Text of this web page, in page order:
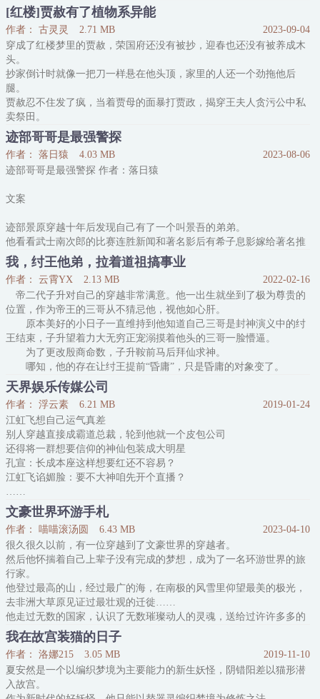
陀思：我知道自己不是好人。
哒宰：我也不是什么好人。
赤松流：我同样不是什么好人。
乱步：对不起我是个大好人。
=====
陀思：我为了世界和平。
哒宰：我为了横滨安定。
乱步：我为了社长的愿望。
赤松流：所以你们一起来揍我？
=====
四个剧本男人凑到一起打麻将的故事。
~
cp的话，应该是哒宰吧。
[红楼]贾赦有了植物系异能
作者： 古灵灵 2.71 MB
2023-09-04
穿成了红楼梦里的贾赦，荣国府还没有被抄，迎春也还没有被养成木
头。
抄家倒计时就像一把刀一样悬在他头顶，家里的人还一个劲拖他后
腿。
贾赦忍不住发了疯，当着贾母的面暴打贾政，揭穿王夫人贪污公中私
卖祭田。
事后，贾赦怒极吐血，觉醒了原身给他的植物系异能。
他在府养病，王夫人的事迹已经传遍京城。
异能觉醒后，贾赦叫嚣着要与贾政分家，封了东大院关起门过自己的
日子，生活舒心越变越年轻。
“可是贾将军行事嚣张，经常当街打人，此等品性如何能得到圣上封
迹部哥哥是最强警探
作者： 落日猿 4.03 MB
2023-08-06
迹部哥哥是最强警探 作者：落日猿
文案
迹部景原穿越十年后发现自己有了一个叫景吾的弟弟。
他看看武士南次郎的比赛连胜新闻和著名影后有希子息影嫁给著名推
理小说家工藤的新闻，再看看比自己小了十岁正在喝奶吐泡泡的弟弟
景吾，幽幽的叹了口气：“我才不想当犯罪分子呢！”
他绑定了一个“犯罪大师系统”，系统说只要他出现在各种犯罪现场，
就可以获得各种犯罪技能，成为世界最强犯罪大师。
会经常出现在犯罪现场的，不是罪犯就是警察。
作为迹部家的大少爷，他还有一个叫景吾的弟弟，他好好的富二代生
活不过，不去打网
我，纣王他弟，拉着道祖搞事业
作者： 云霄YX 2.13 MB
2022-02-16
帝二代子升对自己的穿越非常满意。他一出生就坐到了极为尊贵的
位置，作为帝王的三哥从不猜忌他，视他如心肝。
原本美好的小日子一直维持到他知道自己三哥是封神演义中的纣
王结束，子升望着力大无穷正宠溺摸着他头的三哥一脸懵逼。
为了更改殷商命数，子升鞍前马后拜仙求神。
哪知，他的存在让纣王提前“昏庸”，只是昏庸的对象变了。
妲己：大王您看，这是新上供的布料，穿在臣妾身上好不好看？
纣王：好看，若此布料制衣穿在子升身上，子升定会俊俏不少。
来人，将这些衣料给子升送去。
妲己：……
天界娱乐传媒公司
作者： 浮云素 6.21 MB
2019-01-24
江虹飞想自己运气真差
别人穿越直接成霸道总裁，轮到他就一个皮包公司
还得将一群想要信仰的神仙包装成大明星
孔宣：长成本座这样想要红还不容易？
江虹飞谄媚脸：要不大神咱先开个直播？
……
孔宣直播成网红，孙悟空、赤尻马猴、通臂猿猴、六耳猕猴组四猴天
团，二郎神成功夫巨星，七夕鹊打包
1.孔宣是攻
2.副cp杨戬X孙悟空（互攻）
3.发现bug，欢迎指出
4.如果不合口味请点击右上角叉叉，我们有缘再见
5.空口鉴抄最为致命，请鉴抄者自带调色盘，谢谢！
内容标签： 洪荒 传奇
搜索关
文豪世界环游手札
作者： 喵喵滚汤圆 6.43 MB
2023-04-10
很久很久以前，有一位穿越到了文豪世界的穿越者。
然后他怀揣着自己上辈子没有完成的梦想，成为了一名环游世界的旅
行家。
他登过最高的山，经过最广的海，在南极的风雪里仰望最美的极光，
去非洲大草原见证过最壮观的迁徙……
他走过无数的国家，认识了无数璀璨动人的灵魂，送给过许许多多的
人一本以他们的异能为名的书籍。
“如果在二十年前，有人对我说：有一个旅行家仅仅凭借自己的人格
魅力，就足以影响世界。我只会以为这是笑话。在二十年后，我则会
说，这是一个不可复制的伟大奇迹。”
总的来说，只是一个有关于浪漫和梦想的旅行
我在故宫装猫的日子
作者： 洛娜215 3.05 MB
2019-11-10
夏安然是一个以编织梦境为主要能力的新生妖怪，阴错阳差以猫形潜
入故宫。